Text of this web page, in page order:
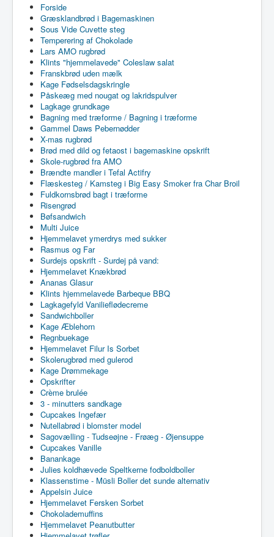
Forside
Græsklandbrød i Bagemaskinen
Sous Vide Cuvette steg
Temperering af Chokolade
Lars AMO rugbrød
Klints "hjemmelavede" Coleslaw salat
Franskbrød uden mælk
Kage Fødselsdagskringle
Påskeæg med nougat og lakridspulver
Lagkage grundkage
Bagning med træforme / Bagning i træforme
Gammel Daws Pebernødder
X-mas rugbrød
Brød med dild og fetaost i bagemaskine opskrift
Skole-rugbrød fra AMO
Brændte mandler i Tefal Actifry
Flæskesteg / Kamsteg i Big Easy Smoker fra Char Broil
Fuldkornsbrød bagt i træforme
Risengrød
Bøfsandwich
Multi Juice
Hjemmelavet ymerdrys med sukker
Rasmus og Far
Surdejs opskrift - Surdej på vand:
Hjemmelavet Knækbrød
Ananas Glasur
Klints hjemmelavede Barbeque BBQ
Lagkagefyld Vanilieflødecreme
Sandwichboller
Kage Æblehorn
Regnbuekage
Hjemmelavet Filur Is Sorbet
Skolerugbrød med gulerod
Kage Drømmekage
Opskrifter
Crème brulée
3 - minutters sandkage
Cupcakes Ingefær
Nutellabrød i blomster model
Sagovælling - Tudseøjne - Frøæg - Øjensuppe
Cupcakes Vanille
Banankage
Julies koldhævede Speltkerne fodboldboller
Klassenstime - Müsli Boller det sunde alternativ
Appelsin Juice
Hjemmelavet Fersken Sorbet
Chokolademuffins
Hjemmelavet Peanutbutter